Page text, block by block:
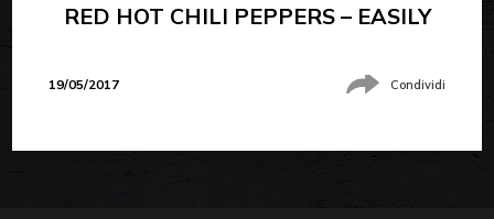
RED HOT CHILI PEPPERS – EASILY
19/05/2017 Condividi